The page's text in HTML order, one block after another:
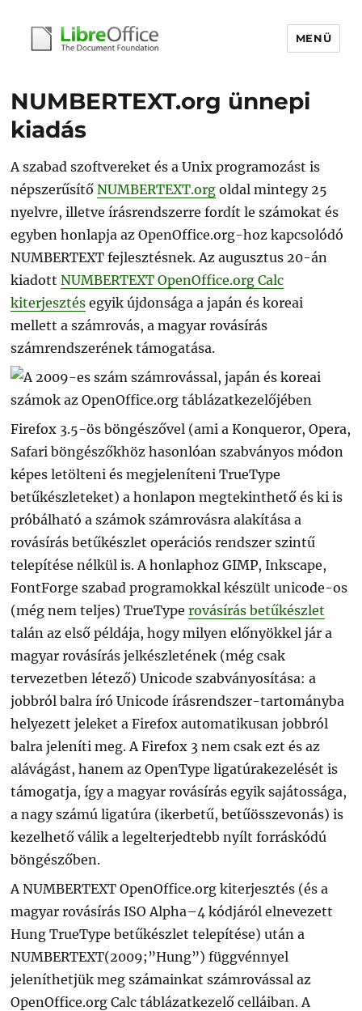
MENÜ
NUMBERTEXT.org ünnepi
kiadás
A szabad szoftvereket és a Unix programozást is
népszerűsítőNUMBERTEXT.org oldal mintegy 25
nyelvre, illetve írásrendszerre fordít le számokat és
egyben honlapja az OpenOffice.org-hoz kapcsolódó
NUMBERTEXT fejlesztésnek. Az augusztus 20-án
kiadottNUMBERTEXT OpenOffice.org Calc
kiterjesztés egyik újdonsága a japán és koreai
mellett a számrovás, a magyar rovásírás
számrendszerének támogatása.
Firefox 3.5-ös böngészővel (ami a Konqueror, Opera,
Safari böngészőkhöz hasonlóan szabványos módon
képes letölteni és megjeleníteni TrueType
betűkészleteket) a honlapon megtekinthető és ki is
próbálható a számok számrovásra alakítása a
rovásírás betűkészlet operációs rendszer szintű
telepítése nélkül is. A honlaphoz GIMP, Inkscape,
FontForge szabad programokkal készült unicode-os
(még nem teljes) TrueTyperovásírás betűkészlet
talán az első példája, hogy milyen előnyökkel jár a
magyar rovásírás jelkészletének (még csak
tervezetben létező) Unicode szabványosítása: a
jobbról balra író Unicode írásrendszer-tartományba
helyezett jeleket a Firefox automatikusan jobbról
balra jeleníti meg. A Firefox 3 nem csak ezt és az
alávágást, hanem az OpenType ligatúrakezelését is
támogatja, így a magyar rovásírás egyik sajátossága,
a nagy számú ligatúra (ikerbetű, betűösszevonás) is
kezelhető válik a legelterjedtebb nyílt forráskódú
böngészőben.
A NUMBERTEXT OpenOffice.org kiterjesztés (és a
magyar rovásírás ISO Alpha–4 kódjáról elnevezett
Hung TrueType betűkészlet telepítése) után a
NUMBERTEXT(2009;”Hung”) függvénnyel
jeleníthetjük meg számainkat számrovással az
OpenOffice.org Calc táblázatkezelő celláiban. A